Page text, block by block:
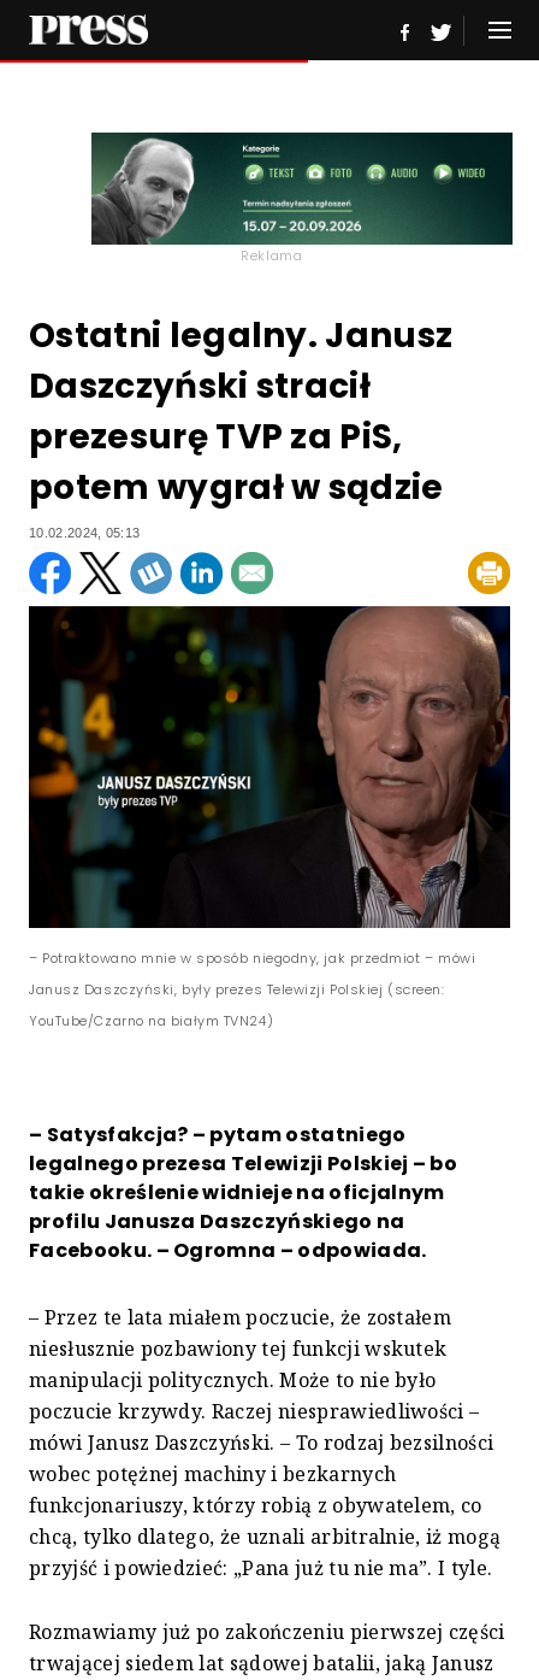
Reklama
Ostatni legalny. Janusz
Daszczyński stracił
prezesurę TVP za PiS,
potem wygrał w sądzie
10.02.2024, 05:13
– Potraktowano mnie w sposób niegodny, jak przedmiot – mówi
Janusz Daszczyński, były prezes Telewizji Polskiej (screen:
YouTube/Czarno na białym TVN24)
– Satysfakcja? – pytam ostatniego
legalnego prezesa Telewizji Polskiej – bo
takie określenie widnieje na oficjalnym
profilu Janusza Daszczyńskiego na
Facebooku. – Ogromna – odpowiada.
– Przez te lata miałem poczucie, że zostałem
niesłusznie pozbawiony tej funkcji wskutek
manipulacji politycznych. Może to nie było
poczucie krzywdy. Raczej niesprawiedliwości –
mówi Janusz Daszczyński. – To rodzaj bezsilności
wobec potężnej machiny i bezkarnych
funkcjonariuszy, którzy robią z obywatelem, co
chcą, tylko dlatego, że uznali arbitralnie, iż mogą
przyjść i powiedzieć: „Pana już tu nie ma”. I tyle.
Rozmawiamy już po zakończeniu pierwszej części
trwającej siedem lat sądowej batalii, jaką Janusz